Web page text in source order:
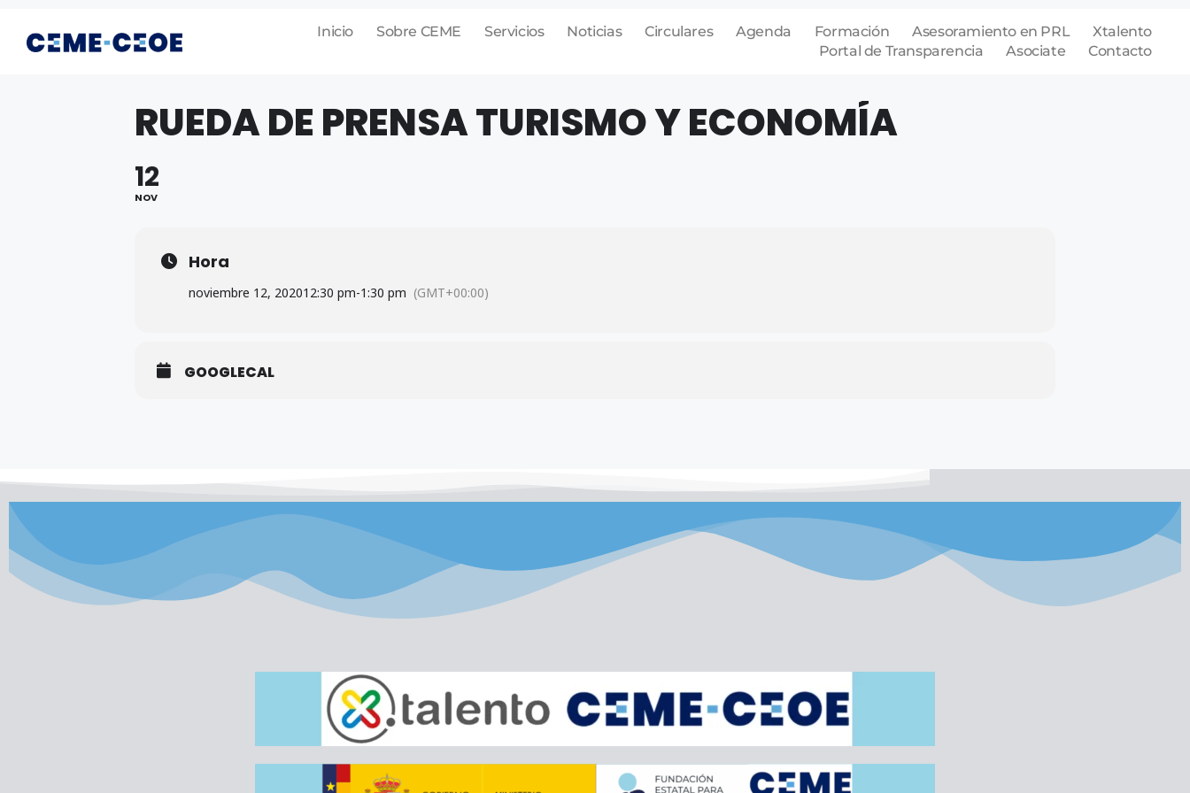
Inicio Sobre CEME Servicios Noticias Circulares Agenda Formación Asesoramiento en PRL
Xtalento
Portal de Transparencia
Asociate Contacto
RUEDA DE PRENSA TURISMO Y ECONOMÍA
12
NOV
Hora
noviembre 12, 202012:30 pm-1:30 pm (GMT+00:00)
GOOGLECAL